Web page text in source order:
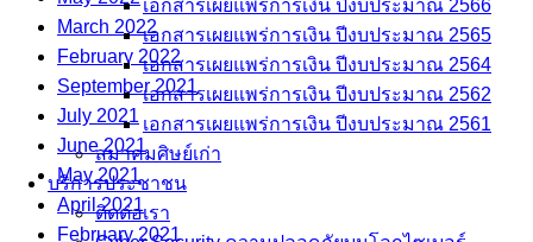
เอกสารเผยแพร่การเงิน ปีงบประมาณ 2566
เอกสารเผยแพร่การเงิน ปีงบประมาณ 2565
เอกสารเผยแพร่การเงิน ปีงบประมาณ 2564
เอกสารเผยแพร่การเงิน ปีงบประมาณ 2562
เอกสารเผยแพร่การเงิน ปีงบประมาณ 2561
สมาคมศิษย์เก่า
บริการประชาชน
ติดต่อเรา
March 2022
February 2022
September 2021
July 2021
June 2021
May 2021
April 2021
February 2021